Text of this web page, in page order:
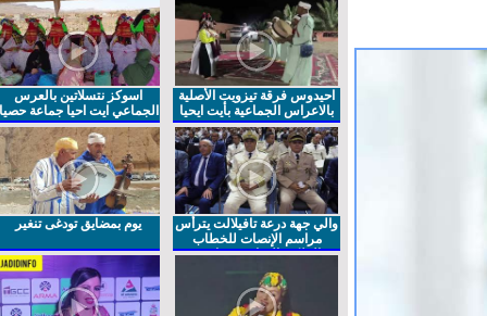
احيدوس فرقة تيزويت الأصلية
بالاعراس الجماعية بأيت ايحيا
اسوكز نتسلاتين بالعرس
الجماعي ايت احيا جماعة حصيا
والي جهة درعة تافيلالت يترأس
مراسم الإنصات للخطاب
الملكي السامي بمناسبة
يوم بمضايق تودغى تنغير